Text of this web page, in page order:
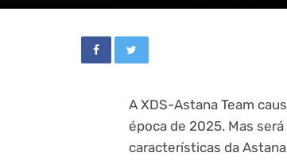
A XDS-Astana Team
época de 2025. Mas
características da